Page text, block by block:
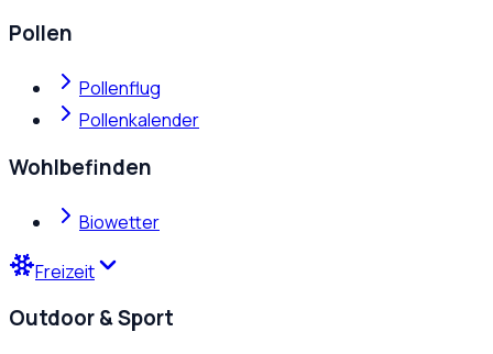
Pollen
Pollenflug
Pollenkalender
Wohlbefinden
Biowetter
Freizeit
Outdoor & Sport